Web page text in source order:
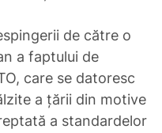
de către o
a faptului de
care se datoresc
a țării din motive
a standardelor